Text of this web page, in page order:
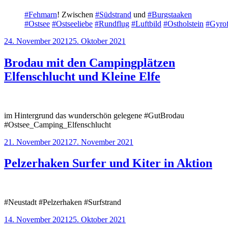
#Fehmarn! Zwischen #Südstrand und #Burgstaaken
#Ostsee #Ostseeliebe #Rundflug #Luftbild #Ostholstein
24. November 2021 25. Oktober 2021
Brodau mit den Campingplätzen
Elfenschlucht und Kleine Elfe
im Hintergrund das wunderschön gelegene #GutBrodau
#Ostsee_Camping_Elfenschlucht
21. November 2021 27. November 2021
Pelzerhaken Surfer und Kiter in Aktion
#Neustadt #Pelzerhaken #Surfstrand
14. November 2021 25. Oktober 2021